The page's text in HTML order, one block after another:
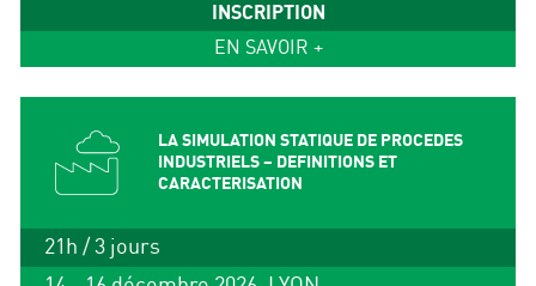
INSCRIPTION
EN SAVOIR +
LA SIMULATION STATIQUE DE PROCEDES
INDUSTRIELS – DEFINITIONS ET
CARACTERISATION
21h / 3 jours